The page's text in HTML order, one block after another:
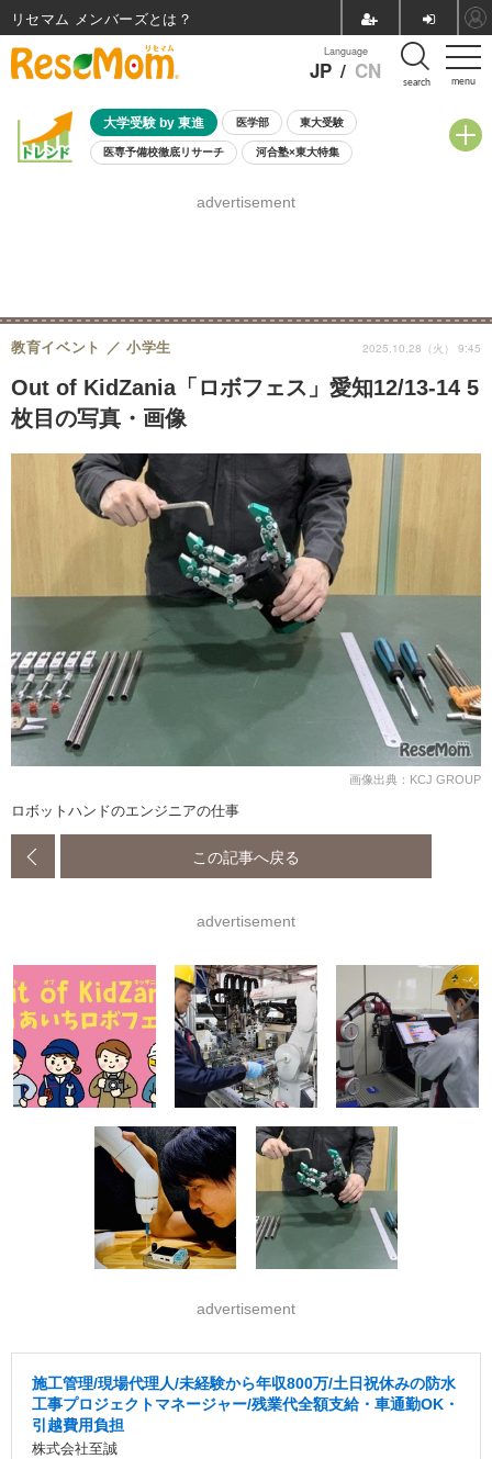
menu
Language
JP / CN search
大学受験 by 東進 医学部 東大受験
医専予備校徹底リサーチ 河合塾×東大特集
8月開催学校説明会・相談会
advertisement
Out of KidZania「ロボフェス」愛知12/13-14 5
枚目の写真・画像
教育イベント 小学生 2025.10.28（火） 9:45
画像出典：KCJ GROUP
ロボットハンドのエンジニアの仕事
この記事へ戻る
advertisement
advertisement
施工管理/現場代理人/未経験から年収800万/土日祝休みの防水
工事プロジェクトマネージャー/残業代全額支給・車通勤OK・
引越費用負担
株式会社至誠
リセマム メンバーズ